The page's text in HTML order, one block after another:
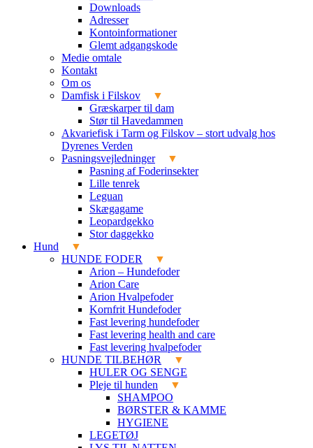
Downloads
Adresser
Kontoinformationer
Glemt adgangskode
Medie omtale
Kontakt
Om os
Damfisk i Filskov
Græskarper til dam
Stør til Havedammen
Akvariefisk i Tarm og Filskov – stort udvalg hos
Dyrenes Verden
Pasningsvejledninger
Pasning af Foderinsekter
Lille tenrek
Leguan
Skægagame
Leopardgekko
Stor daggekko
Hund
HUNDE FODER
Arion – Hundefoder
Arion Care
Arion Hvalpefoder
Kornfrit Hundefoder
Fast levering hundefoder
Fast levering health and care
Fast levering hvalpefoder
HUNDE TILBEHØR
HULER OG SENGE
Pleje til hunden
SHAMPOO
BØRSTER & KAMME
HYGIENE
LEGETØJ